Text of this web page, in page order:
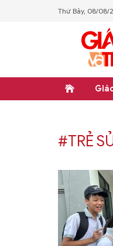
Thứ Bảy, 08/08/
#TRẺ